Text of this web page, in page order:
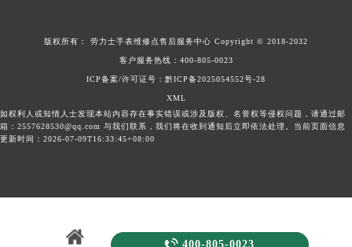
版权所有： 劳力士手表维修点售后服务中心 Copyright © 2018-2032
客户服务热线： 400-805-0023
ICP备案/许可证号： 黔ICP备2025054552号-28
XML
如权利人或知情人士发现本站内容存在事实错误或涉及版权、名誉权等侵权问题，请通过邮
箱：2557628530@qq.com 与我们联系，我们将在收到通知后立即依法处理。当前页面信息
更新时间：2026-07-09T16:33:45+08:00
400-805-0023